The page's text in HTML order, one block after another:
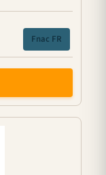
Fnac FR